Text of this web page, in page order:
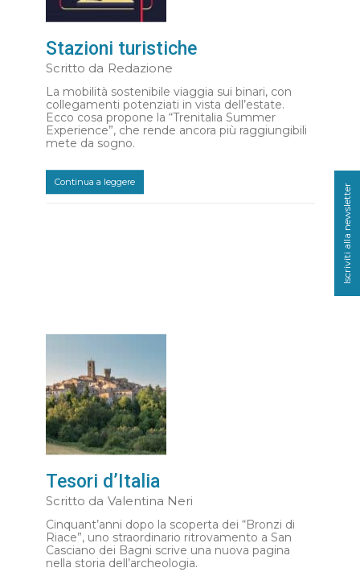
Stazioni turistiche
Scritto da Redazione
La mobilità sostenibile viaggia sui binari, con
collegamenti potenziati in vista dell’estate.
Ecco cosa propone la “Trenitalia Summer
Experience”, che rende ancora più raggiungibili
mete da sogno.
Continua a leggere
Tesori d’Italia
Scritto da Valentina Neri
Cinquant’anni dopo la scoperta dei “Bronzi di
Riace”, uno straordinario ritrovamento a San
Casciano dei Bagni scrive una nuova pagina
nella storia dell’archeologia.
Iscriviti alla newsletter